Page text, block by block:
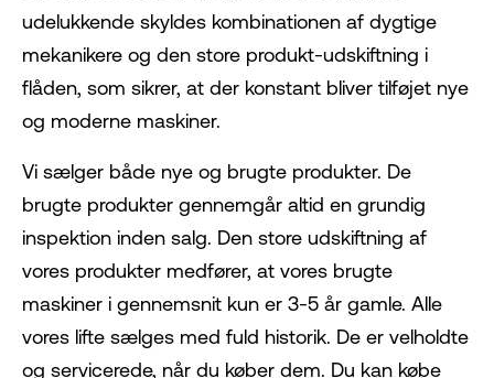
udelukkende skyldes kombinationen af dygtige
mekanikere og den store produkt-udskiftning i
flåden, som sikrer, at der konstant bliver tilføjet nye
og moderne maskiner.
Vi sælger både nye og brugte produkter. De
brugte produkter gennemgår altid en grundig
inspektion inden salg. Den store udskiftning af
vores produkter medfører, at vores brugte
maskiner i gennemsnit kun er 3-5 år gamle. Alle
vores lifte sælges med fuld historik. De er velholdte
og servicerede, når du køber dem. Du kan købe